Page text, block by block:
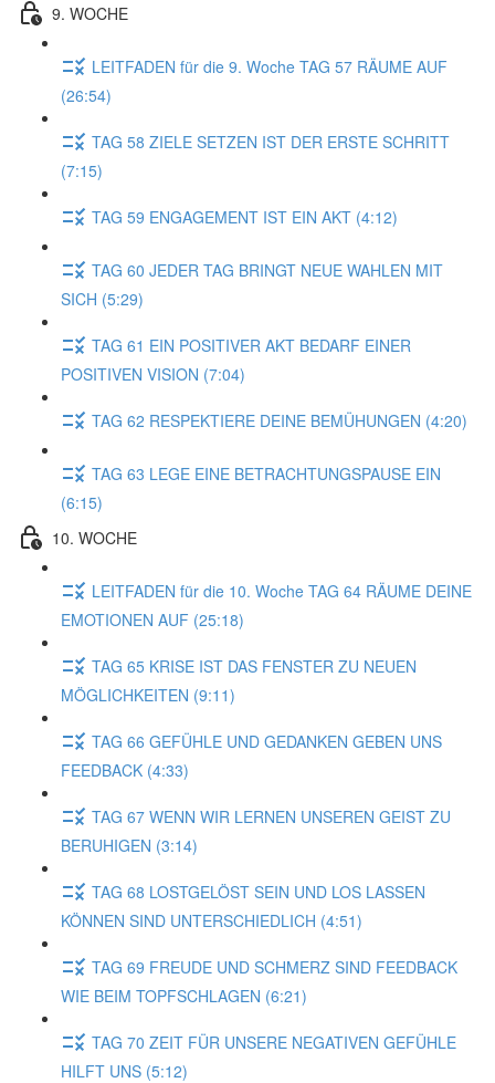
9. WOCHE
LEITFADEN für die 9. Woche TAG 57 RÄUME AUF
(26:54)
TAG 58 ZIELE SETZEN IST DER ERSTE SCHRITT
(7:15)
TAG 59 ENGAGEMENT IST EIN AKT (4:12)
TAG 60 JEDER TAG BRINGT NEUE WAHLEN MIT
SICH (5:29)
TAG 61 EIN POSITIVER AKT BEDARF EINER
POSITIVEN VISION (7:04)
TAG 62 RESPEKTIERE DEINE BEMÜHUNGEN (4:20)
TAG 63 LEGE EINE BETRACHTUNGSPAUSE EIN
(6:15)
10. WOCHE
LEITFADEN für die 10. Woche TAG 64 RÄUME DEINE
EMOTIONEN AUF (25:18)
TAG 65 KRISE IST DAS FENSTER ZU NEUEN
MÖGLICHKEITEN (9:11)
TAG 66 GEFÜHLE UND GEDANKEN GEBEN UNS
FEEDBACK (4:33)
TAG 67 WENN WIR LERNEN UNSEREN GEIST ZU
BERUHIGEN (3:14)
TAG 68 LOSTGELÖST SEIN UND LOS LASSEN
KÖNNEN SIND UNTERSCHIEDLICH (4:51)
TAG 69 FREUDE UND SCHMERZ SIND FEEDBACK
WIE BEIM TOPFSCHLAGEN (6:21)
TAG 70 ZEIT FÜR UNSERE NEGATIVEN GEFÜHLE
HILFT UNS (5:12)